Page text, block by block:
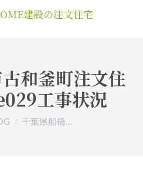
和釜町注文住
工事状況
千葉県船橋…